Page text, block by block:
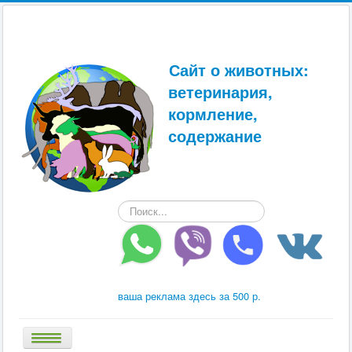
Сайт о животных:
ветеринария,
кормление,
содержание
Искать...
ваша реклама здесь за 500 р.